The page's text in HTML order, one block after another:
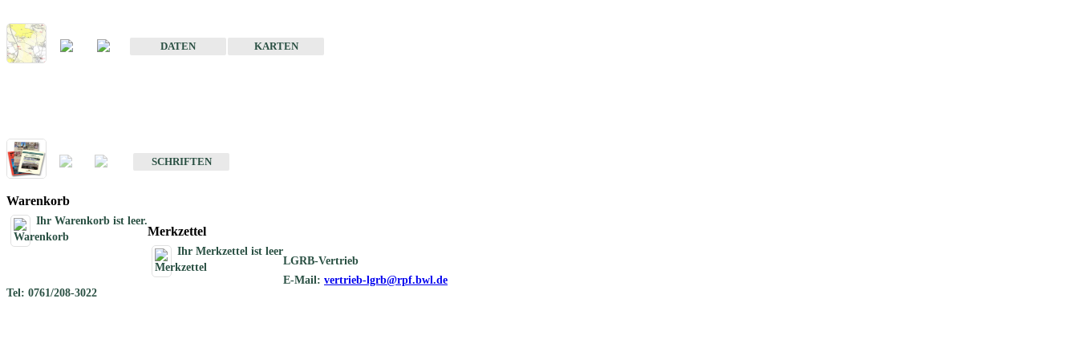
DATEN
KARTEN
SCHRIFTEN
Warenkorb
Ihr Warenkorb ist leer.
Merkzettel
Ihr Merkzettel ist leer
LGRB-Vertrieb
E-Mail: vertrieb-lgrb@rpf.bwl.de
Tel: 0761/208-3022